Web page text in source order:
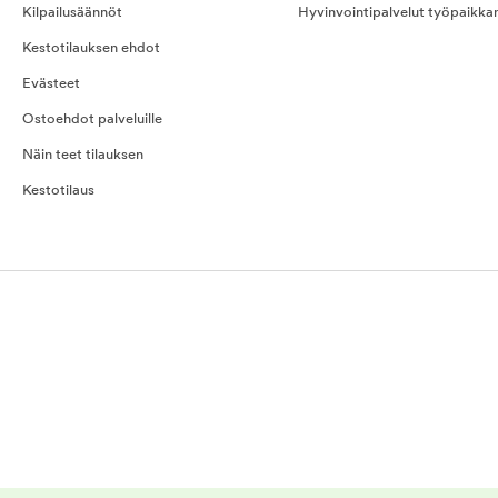
Kilpailusäännöt
Kestotilauksen ehdot
Evästeet
Ostoehdot palveluille
Näin teet tilauksen
Kestotilaus
Hyvinvointipalvelut